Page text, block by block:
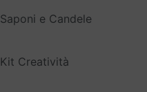
Saponi e Candele
Kit Creatività